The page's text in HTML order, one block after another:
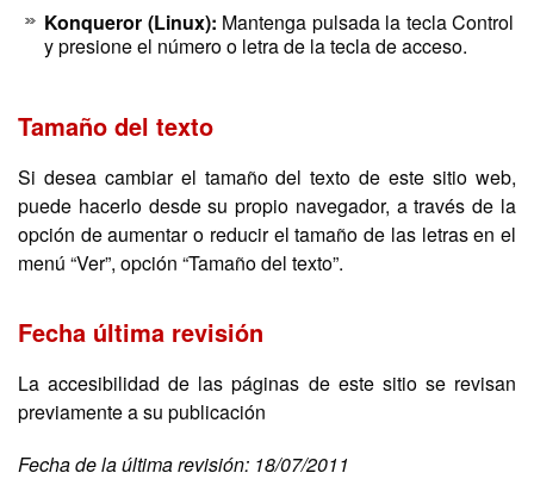
Konqueror (Linux): Mantenga pulsada la tecla Control
y presione el número o letra de la tecla de acceso.
Tamaño del texto
Si desea cambiar el tamaño del texto de este sitio web,
puede hacerlo desde su propio navegador, a través de la
opción de aumentar o reducir el tamaño de las letras en el
menú “Ver”, opción “Tamaño del texto”.
Fecha última revisión
La accesibilidad de las páginas de este sitio se revisan
previamente a su publicación
Fecha de la última revisión: 18/07/2011